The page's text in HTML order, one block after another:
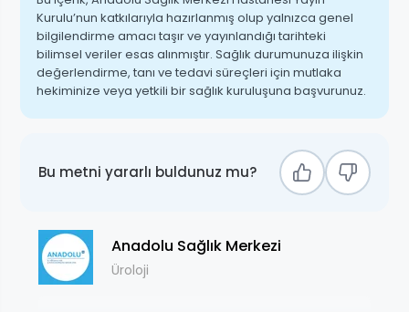
Kurulu’nun katkılarıyla hazırlanmış olup yalnızca genel
bilgilendirme amacı taşır ve yayınlandığı tarihteki
bilimsel veriler esas alınmıştır. Sağlık durumunuza ilişkin
değerlendirme, tanı ve tedavi süreçleri için mutlaka
hekiminize veya yetkili bir sağlık kuruluşuna başvurunuz.
Bu metni yararlı buldunuz mu?
Anadolu Sağlık Merkezi
Üroloji